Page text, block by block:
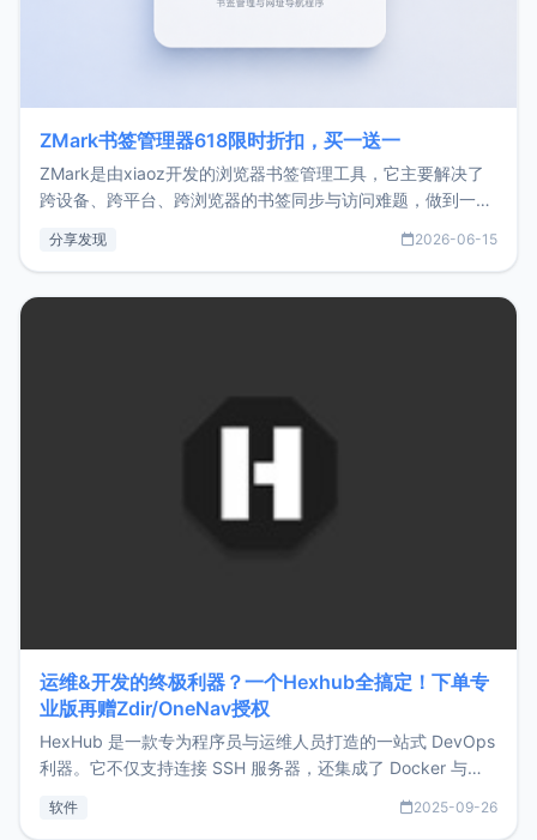
ZMark书签管理器618限时折扣，买一送一
ZMark是由xiaoz开发的浏览器书签管理工具，它主要解决了
跨设备、跨平台、跨浏览器的书签同步与访问难题，做到一处
用，让管理更高效。ZMark官网地址：
分享发现 2026-06-15
运维&开发的终极利器？一个Hexhub全搞定！下单专
业版再赠Zdir/OneNav授权
HexHub 是一款专为程序员与运维人员打造的一站式 DevOps
利器。它不仅支持连接 SSH 服务器，还集成了 Docker 与常
件间频繁切换，仅凭 HexHub 即可同时搞定运维与数据库操
软件 2025-09-26